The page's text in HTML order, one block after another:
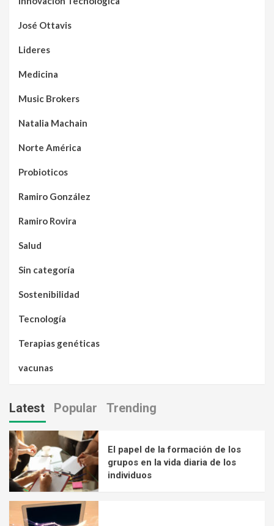
José Ottavis
Lideres
Medicina
Music Brokers
Natalia Machain
Norte América
Probioticos
Ramiro González
Ramiro Rovira
Salud
Sin categoría
Sostenibilidad
Tecnología
Terapias genéticas
vacunas
Latest Popular Trending
El papel de la formación de los
grupos en la vida diaria de los
individuos